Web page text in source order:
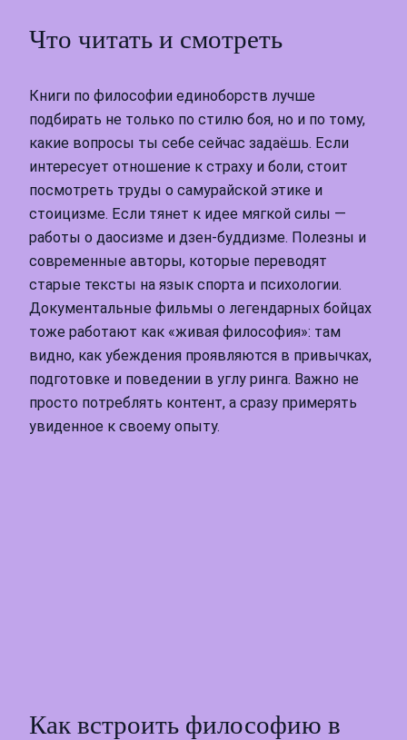
Что читать и смотреть
Книги по философии единоборств лучше
подбирать не только по стилю боя, но и по тому,
какие вопросы ты себе сейчас задаёшь. Если
интересует отношение к страху и боли, стоит
посмотреть труды о самурайской этике и
стоицизме. Если тянет к идее мягкой силы —
работы о даосизме и дзен‑буддизме. Полезны и
современные авторы, которые переводят
старые тексты на язык спорта и психологии.
Документальные фильмы о легендарных бойцах
тоже работают как «живая философия»: там
видно, как убеждения проявляются в привычках,
подготовке и поведении в углу ринга. Важно не
просто потреблять контент, а сразу примерять
увиденное к своему опыту.
Как встроить философию в